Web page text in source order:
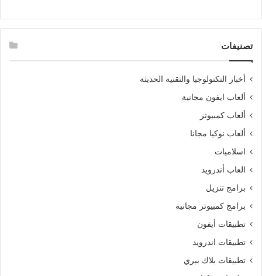
تصنيفات
أخبار التكنولوجيا والتقنية الحديثة
ألعاب ايفون مجانية
ألعاب كمبيوتر
ألعاب نوكيا مجانا
اسلاميات
العاب أندرويد
برامج تنزيل
برامج كمبيوتر مجانية
تطبيقات أيفون
تطبيقات اندرويد
تطبيقات بلاك بيري